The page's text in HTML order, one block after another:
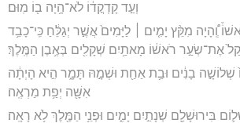
וְעַ֣ד קָדְקֳד֔וֹ לֹא־הָ֥יָה ב֖וֹ מֽוּם׃
וְֽ֠הָיָה מִקֵּ֨ץ יָמִ֤ים ׀ לַיָּמִים֙ אֲשֶׁ֣ר יְגַלֵּ֔חַ כִּֽי־כָבֵ֥ד
אֶת־שְׂעַ֣ר רֹאשׁ֔וֹ מָאתַ֥יִם שְׁקָלִ֖ים בְּאֶ֥בֶן הַמֶּֽלֶךְ׃
שְׁלוֹשָׁ֣ה בָנִ֔ים וּבַ֥ת אַחַ֖ת וּשְׁמָ֣הּ תָּמָ֑ר הִ֣יא הָיְתָ֔ה
אִשָּׁ֖ה יְפַ֥ת מַרְאֶֽה׃
בִּירוּשָׁלִַ֖ם שְׁנָתַ֣יִם יָמִ֑ים וּפְנֵ֥י הַמֶּ֖לֶךְ לֹ֥א רָאָֽה׃